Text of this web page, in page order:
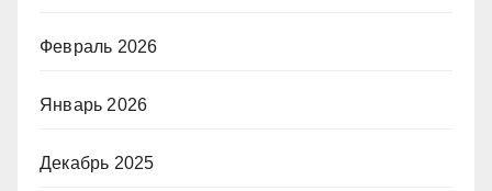
Февраль 2026
Январь 2026
Декабрь 2025